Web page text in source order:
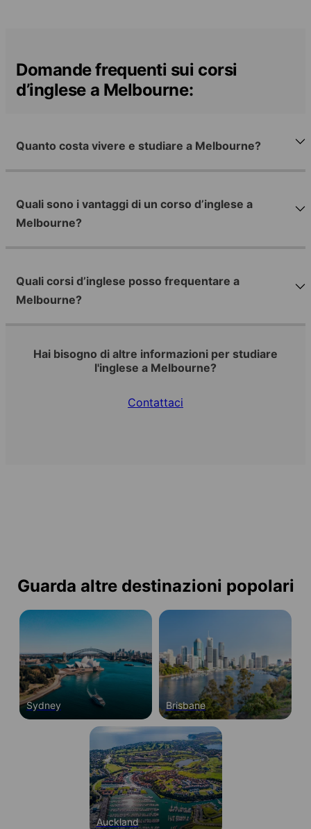
Domande frequenti sui corsi
d’inglese a Melbourne:
Quanto costa vivere e studiare a Melbourne?
Quali sono i vantaggi di un corso d’inglese a
Melbourne?
Quali corsi d’inglese posso frequentare a
Melbourne?
Hai bisogno di altre informazioni per studiare
l'inglese a Melbourne?
Contattaci
Guarda altre destinazioni popolari
Sydney Brisbane
Auckland